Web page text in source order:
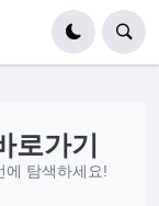
로가기
에 탐색하세요!